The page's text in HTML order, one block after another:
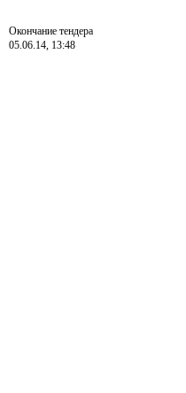
Окончание тендера
05.06.14, 13:48